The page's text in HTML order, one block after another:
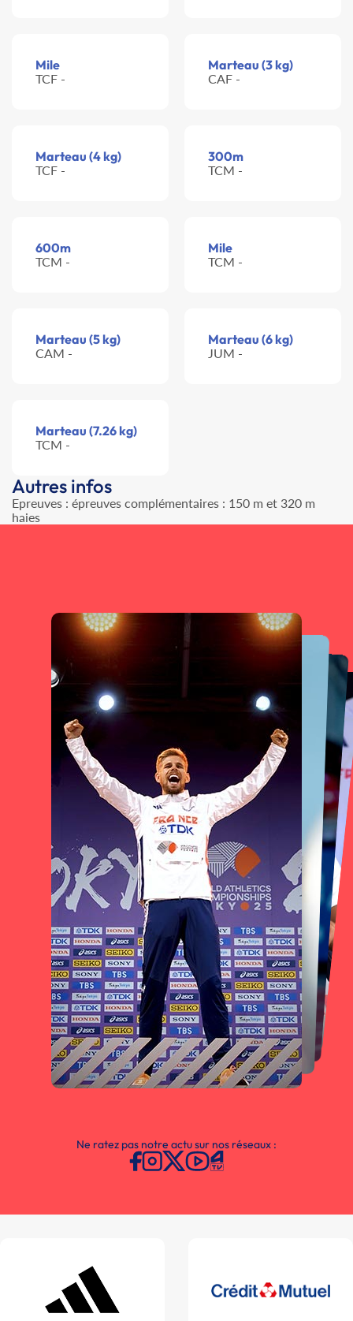
Mile
TCF -
Marteau (3 kg)
CAF -
Marteau (4 kg)
TCF -
300m
TCM -
600m
TCM -
Mile
TCM -
Marteau (5 kg)
CAM -
Marteau (6 kg)
JUM -
Marteau (7.26 kg)
TCM -
Autres infos
Epreuves : épreuves complémentaires : 150 m et 320 m
haies
Ne ratez pas notre actu sur nos réseaux :